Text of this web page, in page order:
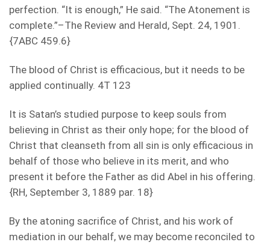
perfection. “It is enough,” He said. “The Atonement is
complete.”–The Review and Herald, Sept. 24, 1901.
{7ABC 459.6}
The blood of Christ is efficacious, but it needs to be
applied continually. 4T 123
It is Satan’s studied purpose to keep souls from
believing in Christ as their only hope; for the blood of
Christ that cleanseth from all sin is only efficacious in
behalf of those who believe in its merit, and who
present it before the Father as did Abel in his offering.
{RH, September 3, 1889 par. 18}
By the atoning sacrifice of Christ, and his work of
mediation in our behalf, we may become reconciled to